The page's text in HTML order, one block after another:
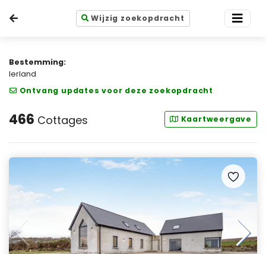
Wijzig zoekopdracht
Bestemming:
Ierland
Ontvang updates voor deze zoekopdracht
Kaartweergave
466 Cottages